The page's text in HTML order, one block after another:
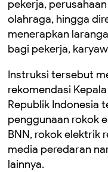
pekerja,
olahraga, hingga
menerapkan
bagi pekerja,
Instruksi tersebut
rekomendasi
Republik Indonesia
penggunaan rokok
BNN, rokok elektrik
media peredaran
lainnya.